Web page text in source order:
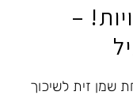
–
שמן זית לשיכוך